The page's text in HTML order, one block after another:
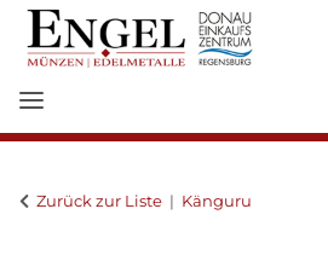
Zurück zur Liste Känguru